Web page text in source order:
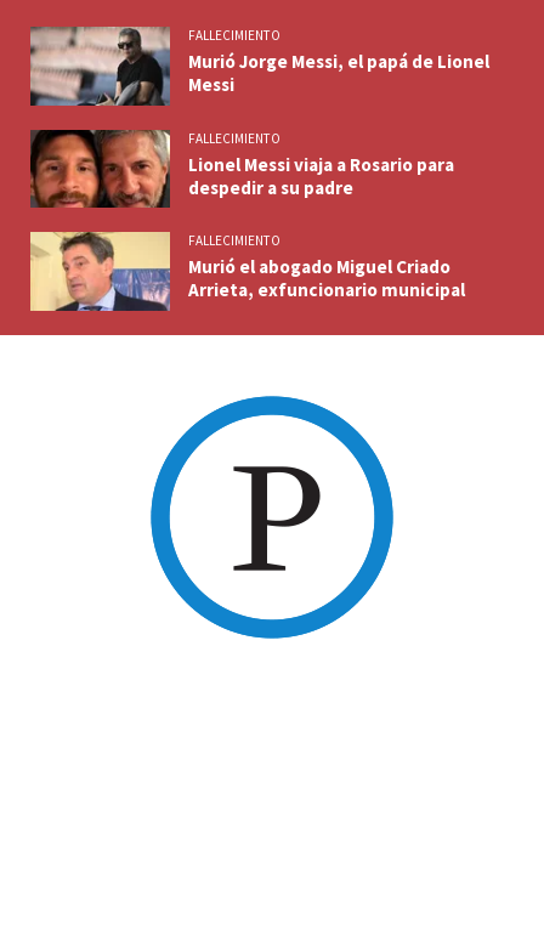
FALLECIMIENTO
Murió Jorge Messi, el papá de Lionel
Messi
FALLECIMIENTO
Lionel Messi viaja a Rosario para
despedir a su padre
FALLECIMIENTO
Murió el abogado Miguel Criado
Arrieta, exfuncionario municipal